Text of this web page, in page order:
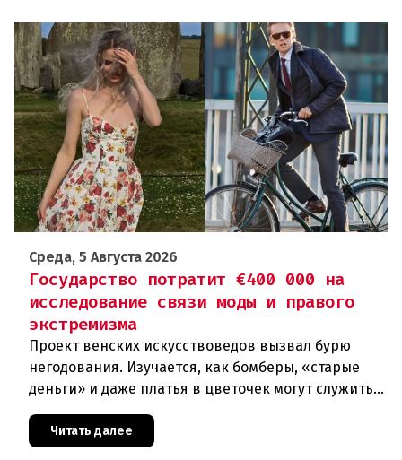
Среда, 5 Августа 2026
Государство потратит €400 000 на
исследование связи моды и правого
экстремизма
Проект венских искусствоведов вызвал бурю
негодования. Изучается, как бомберы, «старые
деньги» и даже платья в цветочек могут служить
инструментом пропаганды. Оппоненты требуют
ответа от министра наук
Читать далее